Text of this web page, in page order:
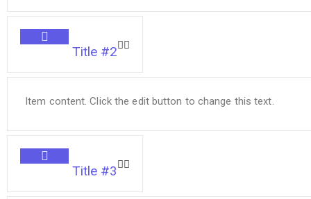
Title #2
Item content. Click the edit button to change this text.
Title #3